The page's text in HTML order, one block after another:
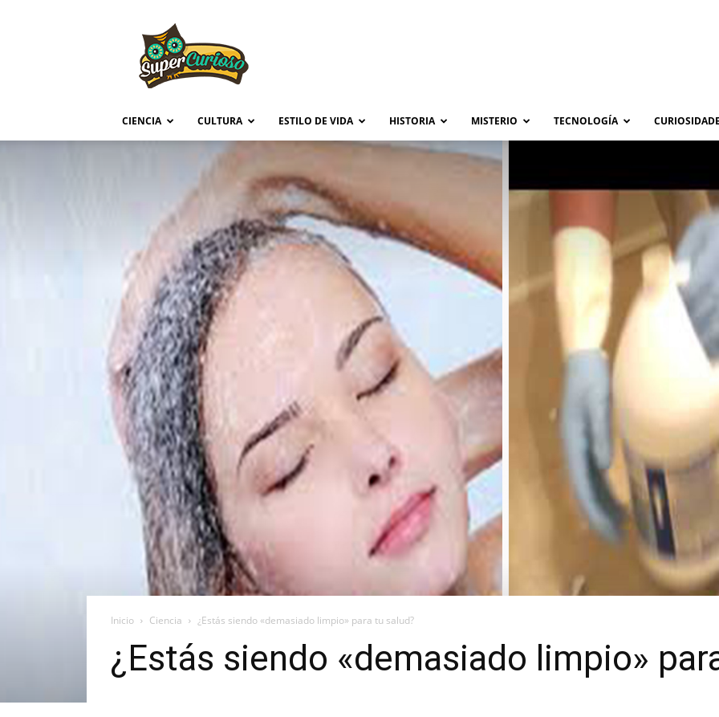
CIENCIA CULTURA ESTILO DE VIDA HISTORIA MISTERIO TECNOLOGÍA
Inicio Ciencia ¿Estás siendo «demasiado limpio» para tu salud?
¿Estás siendo «demasiado limpio»